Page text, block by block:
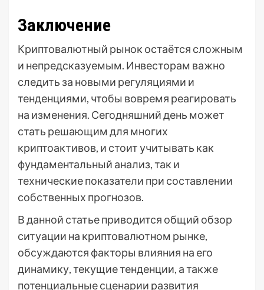
Заключение
Криптовалютный рынок остаётся сложным
и непредсказуемым. Инвесторам важно
следить за новыми регуляциями и
тенденциями, чтобы вовремя реагировать
на изменения. Сегодняшний день может
стать решающим для многих
криптоактивов, и стоит учитывать как
фундаментальный анализ, так и
технические показатели при составлении
собственных прогнозов.
В данной статье приводится общий обзор
ситуации на криптовалютном рынке,
обсуждаются факторы влияния на его
динамику, текущие тенденции, а также
потенциальные сценарии развития